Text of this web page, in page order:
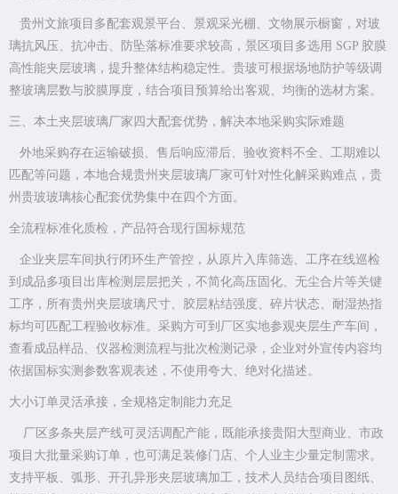
贵州文旅项目多配套观景平台、景观采光棚、文物展示橱窗，对玻
璃抗风压、抗冲击、防坠落标准要求较高，景区项目多选用 SGP 胶膜
高性能夹层玻璃，提升整体结构稳定性。贵玻可根据场地防护等级调
整玻璃层数与胶膜厚度，结合项目预算给出客观、均衡的选材方案。
三、本土夹层玻璃厂家四大配套优势，解决本地采购实际难题
外地采购存在运输破损、售后响应滞后、验收资料不全、工期难以
匹配等问题，本地合规贵州夹层玻璃厂家可针对性化解采购难点，贵
州贵玻玻璃核心配套优势集中在四个方面。
全流程标准化质检，产品符合现行国标规范
企业夹层车间执行闭环生产管控，从原片入库筛选、工序在线巡检
到成品多项目出库检测层层把关，不简化高压固化、无尘合片等关键
工序，所有贵州夹层玻璃尺寸、胶层粘结强度、碎片状态、耐湿热指
标均可匹配工程验收标准。采购方可到厂区实地参观夹层生产车间，
查看成品样品、仪器检测流程与批次检测记录，企业对外宣传内容均
依据国标实测参数客观表述，不使用夸大、绝对化描述。
大小订单灵活承接，全规格定制能力充足
厂区多条夹层产线可灵活调配产能，既能承接贵阳大型商业、市政
项目大批量采购订单，也可满足装修门店、个人业主少量定制需求。
支持平板、弧形、开孔异形夹层玻璃加工，技术人员结合项目图纸、